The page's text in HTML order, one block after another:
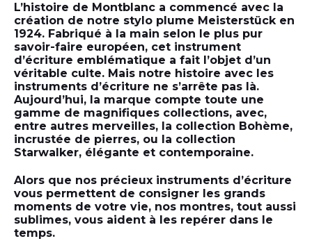
L’histoire de Montblanc a commencé avec la
création de notre stylo plume Meisterstück en
1924. Fabriqué à la main selon le plus pur
savoir-faire européen, cet instrument
d’écriture emblématique a fait l’objet d’un
véritable culte. Mais notre histoire avec les
instruments d’écriture ne s’arrête pas là.
Aujourd’hui, la marque compte toute une
gamme de magnifiques collections, avec,
entre autres merveilles, la collection Bohème,
incrustée de pierres, ou la collection
Starwalker, élégante et contemporaine.
Alors que nos précieux instruments d’écriture
vous permettent de consigner les grands
moments de votre vie, nos montres, tout aussi
sublimes, vous aident à les repérer dans le
temps.